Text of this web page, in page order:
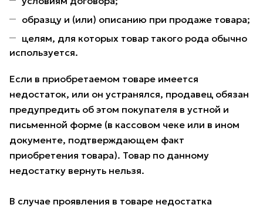
образцу и (или) описанию при продаже товара;
целям, для которых товар такого рода обычно
используется.
Если в приобретаемом товаре имеется
недостаток, или он устранялся, продавец обязан
предупредить об этом покупателя в устной и
письменной форме (в кассовом чеке или в ином
документе, подтверждающем факт
приобретения товара). Товар по данному
недостатку вернуть нельзя.
В случае проявления в товаре недостатка